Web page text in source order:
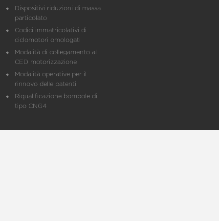
Dispositivi riduzioni di massa
particolato
Codici immatricolativi di
ciclomotori omologati
Modalità di collegamento al
CED motorizzazione
Modalità operative per il
rinnovo delle patenti
Riqualificazione bombole di
tipo CNG4